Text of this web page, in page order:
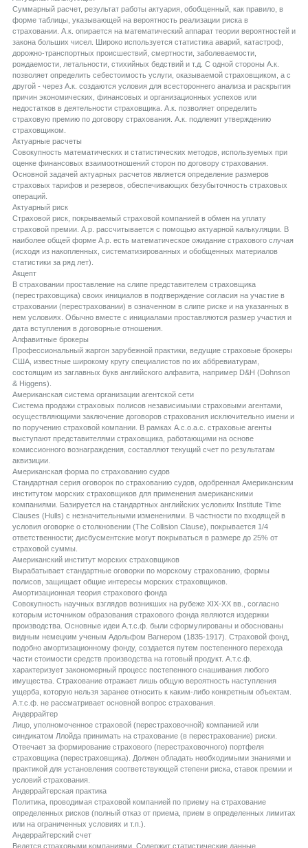
Суммарный расчет, результат работы актуария, обобщенный, как правило, в
форме таблицы, указывающей на вероятность реализации риска в
страховании. А.к. опирается на математический аппарат теории вероятностей и
закона больших чисел. Широко используется статистика аварий, катастроф,
дорожно-транспортных происшествий, смертности, заболеваемости,
рождаемости, летальности, стихийных бедствий и т.д. С одной стороны А.к.
позволяет определить себестоимость услуги, оказываемой страховщиком, а с
другой - через А.к. создаются условия для всестороннего анализа и раскрытия
причин экономических, финансовых и организационных успехов или
недостатков в деятельности страховщика. А.к. позволяет определить
страховую премию по договору страхования. А.к. подлежит утверждению
страховщиком.
Aктуарные расчеты
Совокупность математических и статистических методов, используемых при
оценке финансовых взаимоотношений сторон по договору страхования.
Основной задачей актуарных расчетов является определение размеров
страховых тарифов и резервов, обеспечивающих безубыточность страховых
операций.
Aктуарный риск
Страховой риск, покрываемый страховой компанией в обмен на уплату
страховой премии. А.р. рассчитывается с помощью актуарной калькуляции. В
наиболее общей форме А.р. есть математическое ожидание страхового случая
(исходя из накопленных, систематизированных и обобщенных материалов
статистики за ряд лет).
Aкцепт
В страховании проставление на слипе представителем страховщика
(перестраховщика) своих инициалов в подтверждение согласия на участие в
страховании (перестраховании) в означенном в слипе риске и на указанных в
нем условиях. Обычно вместе с инициалами проставляются размер участия и
дата вступления в договорные отношения.
Aлфавитные брокеры
Профессиональный жаргон зарубежной практики, ведущие страховые брокеры
США, известные широкому кругу специалистов по их аббревиатурам,
состоящим из заглавных букв английского алфавита, например D&H (Dohnson
& Higgens).
Aмериканская система организации агентской сети
Система продажи страховых полисов независимыми страховыми агентами,
осуществляющими заключение договоров страхования исключительно имени и
по поручению страховой компании. В рамках А.c.o.a.c. страховые агенты
выступают представителями страховщика, работающими на основе
комиссионного вознаграждения, составляют текущий счет по результатам
аквизиции.
Aмериканская форма по страхованию судов
Стандартная серия оговорок по страхованию судов, одобренная Американским
институтом морских страховщиков для применения американскими
компаниями. Базируется на стандартных английских условиях Institute Time
Clauses (Hulls) с незначительными изменениями. В частности по входящей в
условия оговорке о столкновении (The Collision Clause), покрывается 1/4
ответственности; дисбусментские могут покрываться в размере до 25% от
страховой суммы.
Aмериканский институт морских страховщиков
Вырабатывает стандартные оговорки по морскому страхованию, формы
полисов, защищает общие интересы морских страховщиков.
Aмортизационная теория страхового фонда
Совокупность научных взглядов возникших на рубеже XIX-XX вв., согласно
которым источником образования страхового фонда являются издержки
производства. Основные идеи А.т.с.ф. были сформулированы и обоснованы
видным немецким ученым Адольфом Вагнером (1835-1917). Страховой фонд,
подобно амортизационному фонду, создается путем постепенного перехода
части стоимости средств производства на готовый продукт. А.т.с.ф.
характеризует закономерный процесс постепенного снашивания любого
имущества. Страхование отражает лишь общую вероятность наступления
ущерба, которую нельзя заранее относить к каким-либо конкретным объектам.
А.т.с.ф. не рассматривает основной вопрос страхования.
Aндеррайтер
Лицо, уполномоченное страховой (перестраховочной) компанией или
синдикатом Ллойда принимать на страхование (в перестрахование) риски.
Отвечает за формирование страхового (перестраховочного) портфеля
страховщика (перестраховщика). Должен обладать необходимыми знаниями и
практикой для установления соответствующей степени риска, ставок премии и
условий страхования.
Aндеррайтерская практика
Политика, проводимая страховой компанией по приему на страхование
определенных рисков (полный отказ от приема, прием в определенных лимитах
или на ограниченных условиях и т.п.).
Aндеррайтерский счет
Ведется страховыми компаниями. Содержит статистические данные,